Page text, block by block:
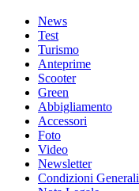
News
Test
Turismo
Anteprime
Scooter
Green
Abbigliamento
Accessori
Foto
Video
Newsletter
Condizioni Generali